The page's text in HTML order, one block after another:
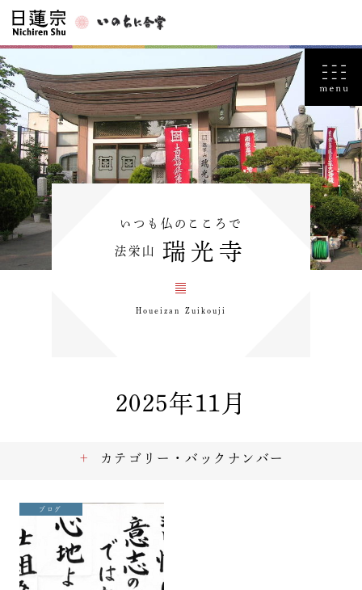
いつも仏のこころで
法栄山 瑞光寺
Houeizan Zuikouji
2025年11月
ブログ
カテゴリー・バックナンバー